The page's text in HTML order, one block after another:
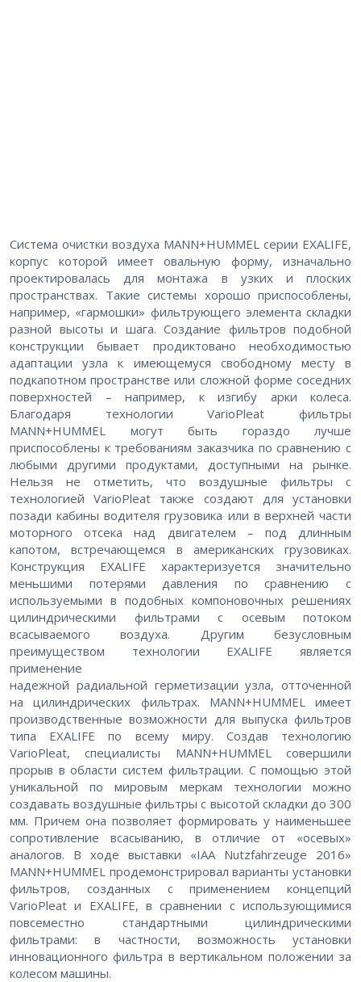
Система очистки воздуха MANN+HUMMEL серии EXALIFE,
корпус которой имеет овальную форму, изначально
проектировалась для монтажа в узких и плоских
пространствах. Такие системы хорошо приспособлены,
например, «гармошки» фильтрующего элемента складки
разной высоты и шага. Создание фильтров подобной
конструкции бывает продиктовано необходимостью
адаптации узла к имеющемуся свободному месту в
подкапотном пространстве или сложной форме соседних
поверхностей – например, к изгибу арки колеса.
Благодаря технологии VarioPleat фильтры
MANN+HUMMEL могут быть гораздо лучше
приспособлены к требованиям заказчика по сравнению с
любыми другими продуктами, доступными на рынке.
Нельзя не отметить, что воздушные фильтры с
технологией VarioPleat также создают для установки
позади кабины водителя грузовика или в верхней части
моторного отсека над двигателем – под длинным
капотом, встречающемся в американских грузовиках.
Конструкция EXALIFE характеризуется значительно
меньшими потерями давления по сравнению с
используемыми в подобных компоновочных решениях
цилиндрическими фильтрами с осевым потоком
всасываемого воздуха. Другим безусловным
преимуществом технологии EXALIFE является
применение
надежной радиальной герметизации узла, отточенной
на цилиндрических фильтрах. MANN+HUMMEL имеет
производственные возможности для выпуска фильтров
типа EXALIFE по всему миру. Создав технологию
VarioPleat, специалисты MANN+HUMMEL совершили
прорыв в области систем фильтрации. С помощью этой
уникальной по мировым меркам технологии можно
создавать воздушные фильтры с высотой складки до 300
мм. Причем она позволяет формировать у наименьшее
сопротивление всасыванию, в отличие от «осевых»
аналогов. В ходе выставки «IAA Nutzfahrzeuge 2016»
MANN+HUMMEL продемонстрировал варианты установки
фильтров, созданных с применением концепций
VarioPleat и EXALIFE, в сравнении с использующимися
повсеместно стандартными цилиндрическими
фильтрами: в частности, возможность установки
инновационного фильтра в вертикальном положении за
колесом машины.